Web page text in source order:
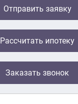
Отправить заявку
Рассчитать ипотеку
Заказать звонок